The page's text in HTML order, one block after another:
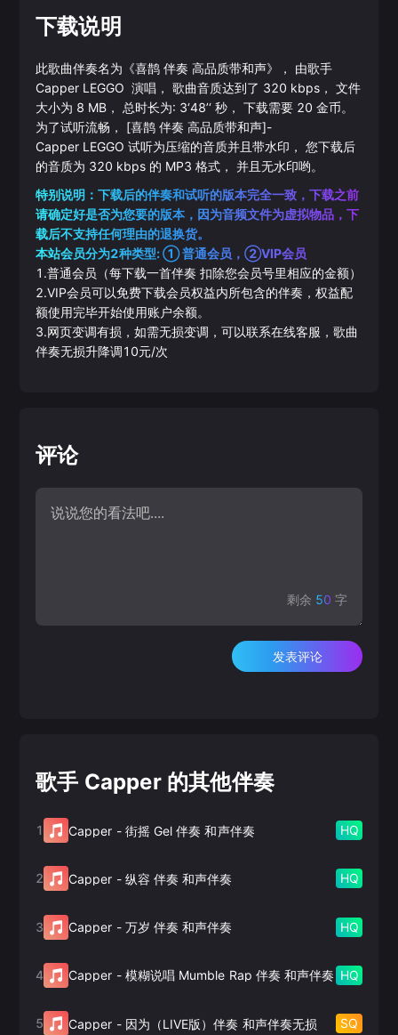
下载说明
此歌曲伴奏名为《喜鹊 伴奏 高品质带和声》， 由歌手
Capper LEGGO 演唱， 歌曲音质达到了 320 kbps， 文件
大小为 8 MB， 总时长为: 3‘48’‘秒， 下载需要 20 金币。
为了试听流畅， [喜鹊 伴奏 高品质带和声]-
Capper LEGGO 试听为压缩的音质并且带水印， 您下载后
的音质为 320 kbps 的 MP3 格式， 并且无水印哟。
特别说明：下载后的伴奏和试听的版本完全一致，下载之前
请确定好是否为您要的版本，因为音频文件为虚拟物品，下
载后不支持任何理由的退换货。
本站会员分为2种类型: ① 普通会员，②VIP会员
1.普通会员（每下载一首伴奏 扣除您会员号里相应的金额）
2.VIP会员可以免费下载会员权益内所包含的伴奏，权益配
额使用完毕开始使用账户余额。
3.网页变调有损，如需无损变调，可以联系在线客服，歌曲
伴奏无损升降调10元/次
评论
剩余 50 字
发表评论
歌手 Capper 的其他伴奏
1 Capper - 街摇 Gel 伴奏 和声伴奏 HQ
2 Capper - 纵容 伴奏 和声伴奏 HQ
3 Capper - 万岁 伴奏 和声伴奏 HQ
4 Capper - 模糊说唱 Mumble Rap 伴奏 和声伴奏 HQ
5 Capper - 因为（LIVE版）伴奏 和声伴奏无损 SQ